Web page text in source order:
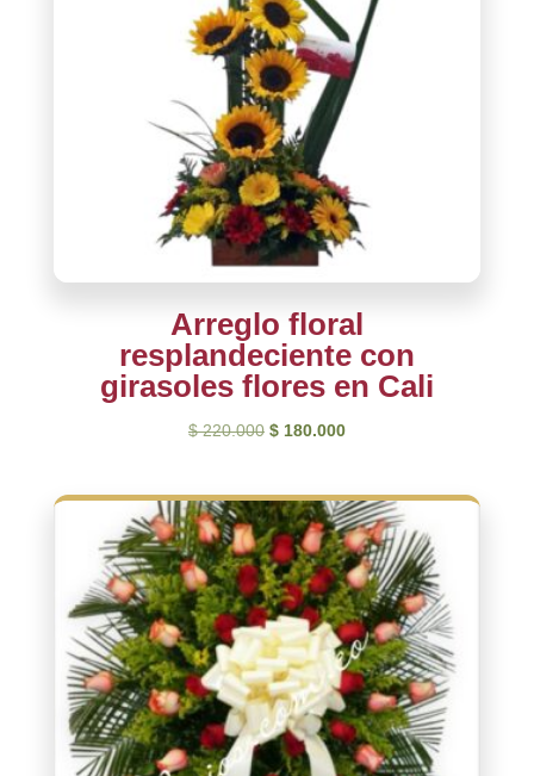
Arreglo floral
resplandeciente con
girasoles flores en Cali
$220.000 El
era:
$ 220.000.
$180.000El
es:
$ 180.000.